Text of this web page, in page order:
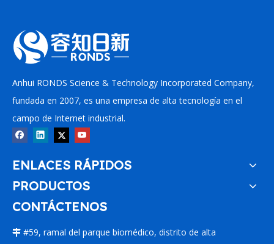
Anhui RONDS Science & Technology Incorporated Company,
fundada en 2007, es una empresa de alta tecnología en el
campo de Internet industrial.
ENLACES RÁPIDOS
PRODUCTOS
CONTÁCTENOS
 #59, ramal del parque biomédico, distrito de alta